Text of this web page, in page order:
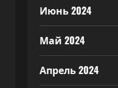
Июнь 2024
Май 2024
Апрель 2024